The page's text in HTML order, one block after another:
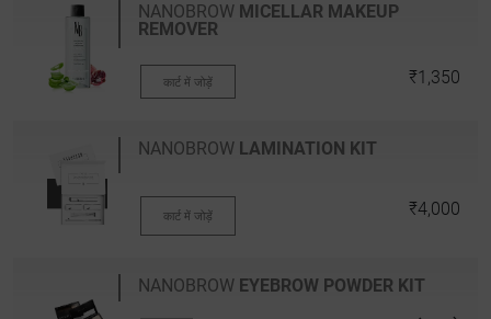
NANOBROW MICELLAR MAKEUP
REMOVER
कार्ट में जोड़ें ₹1,350
NANOBROW LAMINATION KIT
कार्ट में जोड़ें ₹4,000
NANOBROW EYEBROW POWDER KIT